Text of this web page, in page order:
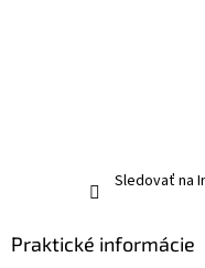
Sledovať na
Praktické informácie